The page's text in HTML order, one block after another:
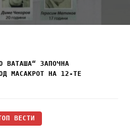
ВАТАША“ ЗАПОЧНА
МАСАКРОТ НА 12-ТЕ
ВЕСТИ